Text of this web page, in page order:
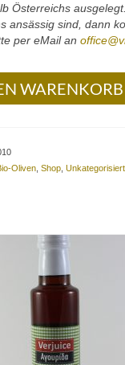
& Eingekochtes
Honig &
Österreichs
ansässig sind, dann
per eMail an
WARENKORB
Oliven Shop Unkategorisiert